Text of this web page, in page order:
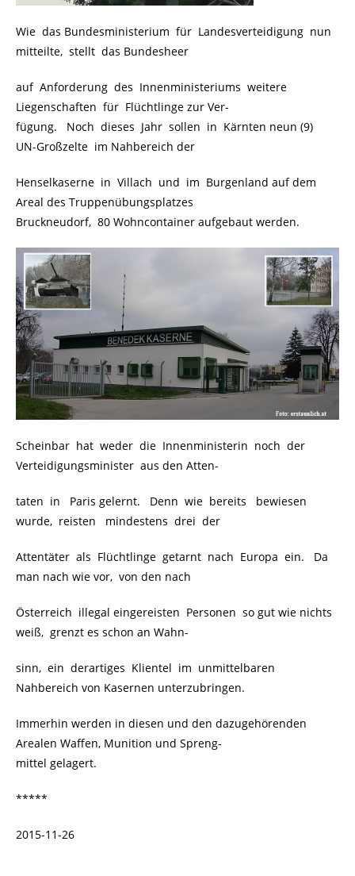
Wie das Bundesministerium für Landesverteidigung nun
mitteilte, stellt das Bundesheer
auf Anforderung des Innenministeriums weitere
Liegenschaften für Flüchtlinge zur Ver-
fügung. Noch dieses Jahr sollen in Kärnten neun (9)
UN-Großzelte im Nahbereich der
Henselkaserne in Villach und im Burgenland auf dem
Areal des Truppenübungsplatzes
Bruckneudorf, 80 Wohncontainer aufgebaut werden.
Scheinbar hat weder die Innenministerin noch der
Verteidigungsminister aus den Atten-
taten in Paris gelernt. Denn wie bereits bewiesen
wurde, reisten mindestens drei der
Attentäter als Flüchtlinge getarnt nach Europa ein. Da
man nach wie vor, von den nach
Österreich illegal eingereisten Personen so gut wie nichts
weiß, grenzt es schon an Wahn-
sinn, ein derartiges Klientel im unmittelbaren
Nahbereich von Kasernen unterzubringen.
Immerhin werden in diesen und den dazugehörenden
Arealen Waffen, Munition und Spreng-
mittel gelagert.
*****
2015-11-26